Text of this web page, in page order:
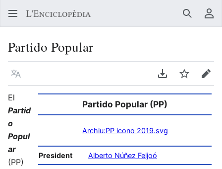
Buscar
Partido Popular
Llegir en un atre idioma Descarregar en
Vigilar
Partido Popular (PP)
Archiu:PP icono 2019.svg
President Alberto Núñez Feijoó
El
Partid
o
Popul
ar
(PP)